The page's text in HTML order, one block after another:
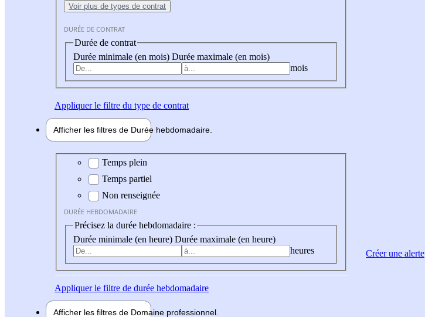
Voir plus de types de contrat
DURÉE DE CONTRAT
Durée de contrat
Durée minimale (en mois) Durée maximale (en mois)
mois
Appliquerle filtre du type de contrat
Afficher les filtres de Durée hebdomadaire
Durée hebdomadaire
Temps plein
Temps partiel
Non renseignée
DURÉE HEBDOMADAIRE
Précisez la durée hebdomadaire :
Durée minimale (en heure) Durée maximale (en heure)
heures
Appliquerle filtre de durée hebdomadaire
Afficher les filtres de Domaine professionnel
Créer une alerte